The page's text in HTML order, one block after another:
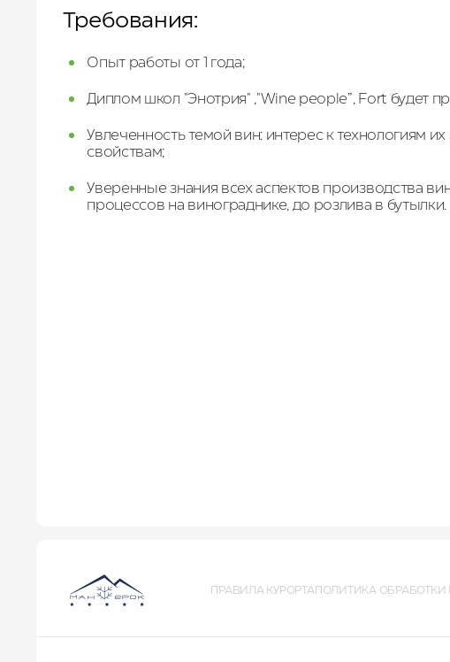
Требования:
Опыт работы от 1 года;
Диплом школ "Энотрия" ,"Wine people”, Fort будет
Увлеченность темой вин: интерес к технологиям их
свойствам;
Уверенные знания всех аспектов производства
процессов на винограднике, до розлива в бутылки.
ПРАВИЛА КУРОРТА ПОЛИТИКА